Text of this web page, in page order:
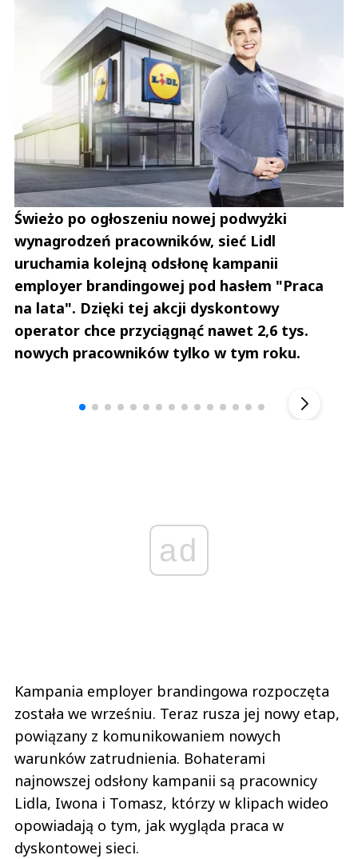
Świeżo po ogłoszeniu nowej podwyżki
wynagrodzeń pracowników, sieć Lidl
uruchamia kolejną odsłonę kampanii
employer brandingowej pod hasłem "Praca
na lata". Dzięki tej akcji dyskontowy
operator chce przyciągnąć nawet 2,6 tys.
nowych pracowników tylko w tym roku.
ad
Kampania employer brandingowa rozpoczęta
została we wrześniu. Teraz rusza jej nowy etap,
powiązany z komunikowaniem nowych
warunków zatrudnienia. Bohaterami
najnowszej odsłony kampanii są pracownicy
Lidla, Iwona i Tomasz, którzy w klipach wideo
opowiadają o tym, jak wygląda praca w
dyskontowej sieci.